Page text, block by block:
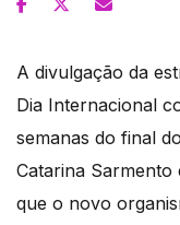
A divulgação da
Dia Internacional
semanas do final
Catarina Sarmento
que o novo